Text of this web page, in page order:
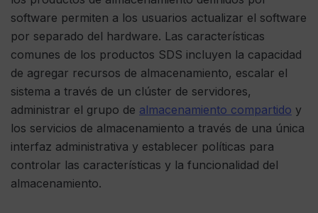
software permiten a los usuarios actualizar el software
por separado del hardware. Las características
comunes de los productos SDS incluyen la capacidad
de agregar recursos de almacenamiento, escalar el
sistema a través de un clúster de servidores,
administrar el grupo de almacenamiento compartido y
los servicios de almacenamiento a través de una única
interfaz administrativa y establecer políticas para
controlar las características y la funcionalidad del
almacenamiento.